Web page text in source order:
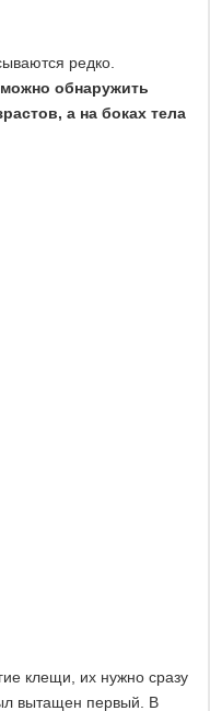
редко.
обнаружить
а на боках тела
клещи, их нужно сразу
вытащен первый. В